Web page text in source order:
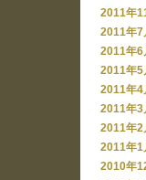
2011年
2011年7
2011年6
2011年5
2011年4
2011年3
2011年2
2011年1
2010年